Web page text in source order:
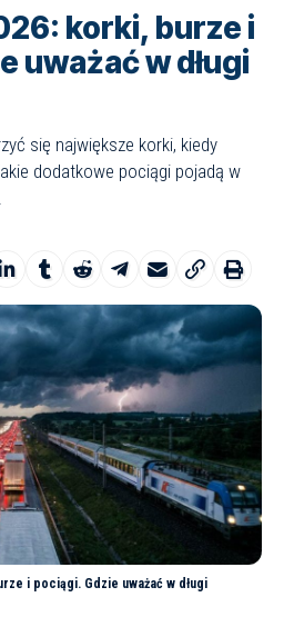
korki, burze i
uważać w długi
się największe korki, kiedy
dodatkowe pociągi pojadą w
i pociągi. Gdzie uważać w długi